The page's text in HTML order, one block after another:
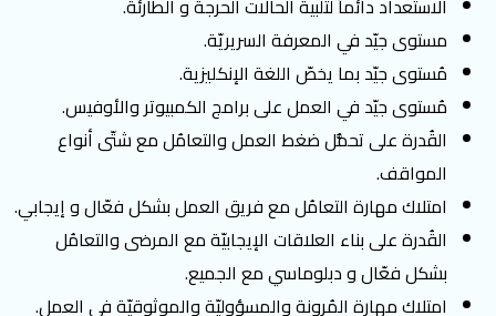
الاستعداد دائماً لتلبية الحالات الحرجة و الطارئة.
مستوى جيّد في المعرفة السريريّة.
مُستوى جيّد بما يخصّ اللغة الإنكليزية.
مُستوى جيّد في العمل على برامج الكمبيوتر والأوفيس.
القُدرة على تحمُّل ضغط العمل والتعامُل مع شتّى أنواع
المواقف.
امتلاك مهارة التعامُل مع فريق العمل بشكل فعّال و إيجابي.
القُدرة على بناء العلاقات الإيجابيّة مع المرضى والتعامُل
بشكل فعّال و دبلوماسي مع الجميع.
امتلاك مهارة المُرونة والمسؤوليّة والموثوقيّة في العمل.